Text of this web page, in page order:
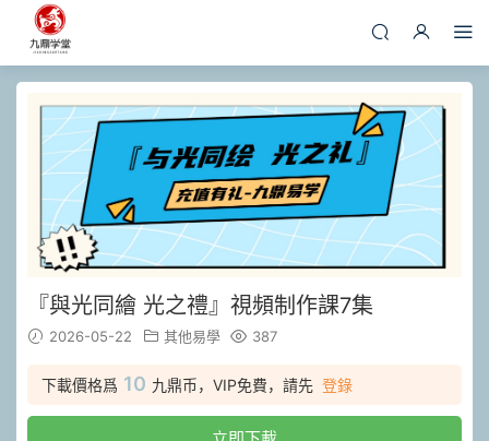
『與光同繪 光之禮』視頻制作課7集
2026-05-22 其他易學 387
下載價格爲 10 九鼎币，VIP免費，請先 登錄